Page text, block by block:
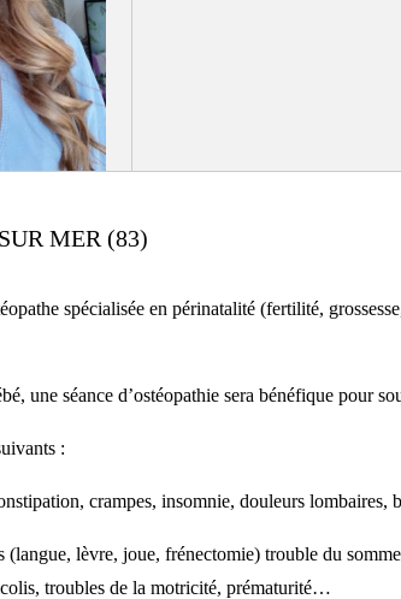
MER (83)
spécialisée en périnatalité (fertilité,
une séance d’ostéopathie sera bénéfique pour
:
crampes, insomnie, douleurs lombaires,
lèvre, joue, frénectomie) trouble du
troubles de la motricité, prématurité…